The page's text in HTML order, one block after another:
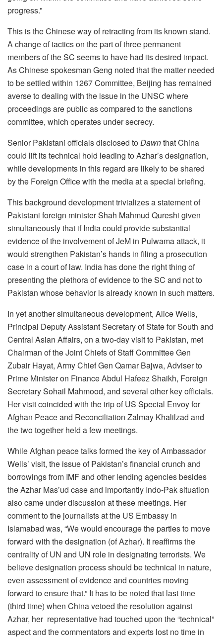
progress.”
This is the Chinese way of retracting from its known stand.
A change of tactics on the part of three permanent
members of the SC seems to have had its desired impact.
As Chinese spokesman Geng noted that the matter needed
to be settled within 1267 Committee, Beijing has remained
averse to dealing with the issue in the UNSC where
proceedings are public as compared to the sanctions
committee, which operates under secrecy.
Senior Pakistani officials disclosed toDawnthat China
could lift its technical hold leading to Azhar’s designation,
while developments in this regard are likely to be shared
by the Foreign Office with the media at a special briefing.
This background development trivializes a statement of
Pakistani foreign minister Shah Mahmud Qureshi given
simultaneously that if India could provide substantial
evidence of the involvement of JeM in Pulwama attack, it
would strengthen Pakistan’s hands in filing a prosecution
case in a court of law. India has done the right thing of
presenting the plethora of evidence to the SC and not to
Pakistan whose behavior is already known in such matters.
In yet another simultaneous development, Alice Wells,
Principal Deputy Assistant Secretary of State for South and
Central Asian Affairs, on a two-day visit to Pakistan, met
Chairman of the Joint Chiefs of Staff Committee Gen
Zubair Hayat, Army Chief Gen Qamar Bajwa, Adviser to
Prime Minister on Finance Abdul Hafeez Shaikh, Foreign
Secretary Sohail Mahmood, and several other key officials.
Her visit coincided with the trip of US Special Envoy for
Afghan Peace and Reconciliation Zalmay Khalilzad and
the two together held a few meetings.
While Afghan peace talks formed the key of Ambassador
Wells’ visit, the issue of Pakistan’s financial crunch and
borrowings from IMF and other lending agencies besides
the Azhar Mas’ud case and importantly Indo-Pak situation
also came under discussion at these meetings. Her
comment to the journalists at the US Embassy in
Islamabad was, “We would encourage the parties to move
forward with the designation (of Azhar). It reaffirms the
centrality of UN and UN role in designating terrorists. We
believe designation process should be technical in nature,
even assessment of evidence and countries moving
forward to ensure that.” It has to be noted that last time
(third time) when China vetoed the resolution against
Azhar, her representative had touched upon the “technical”
aspect and the commentators and experts lost no time in